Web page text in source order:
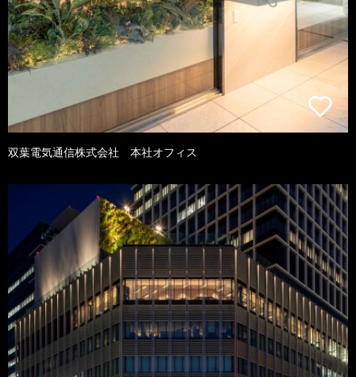
双葉電気通信株式会社 本社オフィス